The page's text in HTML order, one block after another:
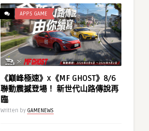
APPS GAME
《巔峰極速》x《MF GHOST》8/6
聯動震撼登場！ 新世代山路傳說再
臨
Written by GAMENEWS